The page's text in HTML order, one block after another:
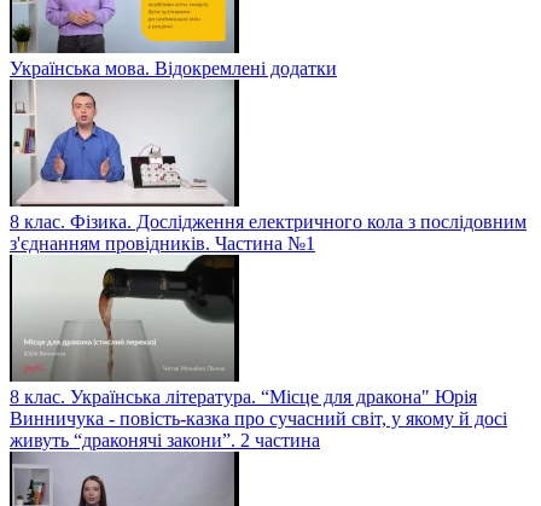
Українська мова. Відокремлені додатки
8 клас. Фізика. Дослідження електричного кола з послідовним
з'єднанням провідників. Частина №1
8 клас. Українська література. “Місце для дракона" Юрія
Винничука - повість-казка про сучасний світ, у якому й досі
живуть “драконячі закони”. 2 частина